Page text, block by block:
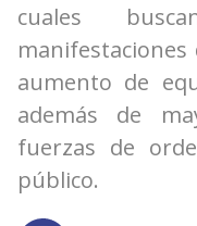
cuales
manifestaciones
aumento de
además de
fuerzas de
público.